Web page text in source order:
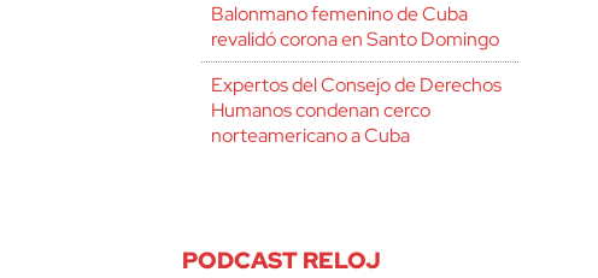
Balonmano femenino de Cuba
revalidó corona en Santo Domingo
Expertos del Consejo de Derechos
Humanos condenan cerco
norteamericano a Cuba
PODCAST RELOJ